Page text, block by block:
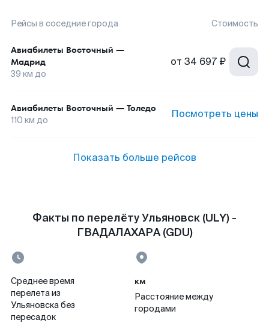
Рейсы в соседние города Стоимость
Авиабилеты Восточный —
Мадрид
39 км до
от 34 697 ₽
Авиабилеты Восточный — Толедо
110 км до Посмотреть цены
Показать больше рейсов
Факты по перелёту Ульяновск (ULY) -
ГВАДАЛАХАРА (GDU)
Среднее время
перелета из
Ульяновска без
пересадок
км
Расстояние между
городами